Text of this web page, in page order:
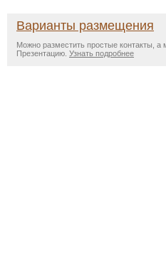
Варианты размещения
Можно разместить простые контакты, а
Презентацию. Узнать подробнее